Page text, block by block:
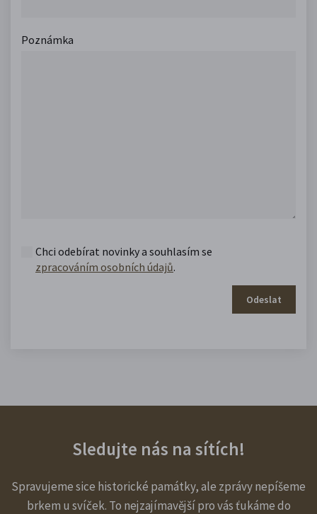
Poznámka
Chci odebírat novinky a souhlasím se
zpracováním osobních údajů.
Odeslat
Sledujte nás na sítích!
Spravujeme sice historické památky, ale zprávy nepíšeme
brkem u svíček. To nejzajímavější pro vás ťukáme do